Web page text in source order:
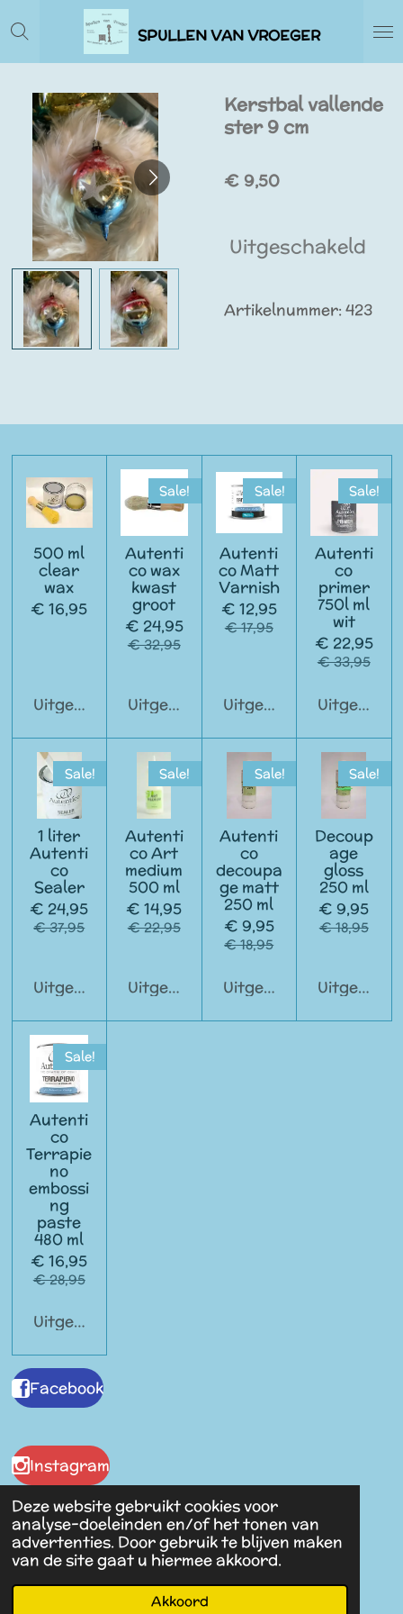
Deze website gebruikt cookies voor
analyse-doeleinden en/of het tonen van
advertenties. Door gebruik te blijven maken
van de site gaat u hiermee akkoord.
Akkoord
Ga
direct
naar
hoofdinhoud
SPULLEN VAN VROEGER
Kerstbal vallende
ster 9 cm
€ 9,50
Uitgeschakeld
Artikelnummer: 423
500 ml
clear
wax
€ 16,95
Uitgeschakeld
Sale!
Autenti
co wax
kwast
groot
€ 24,95
€ 32,95
Uitgeschakeld
Sale!
Autenti
co Matt
Varnish
€ 12,95
€ 17,95
Uitgeschakeld
Sale!
Autenti
co
primer
750l ml
wit
€ 22,95
€ 33,95
Sale!
1 liter
Autenti
co
Sealer
€ 24,95
€ 37,95
Uitgeschakeld
Sale!
Autenti
co Art
medium
500 ml
€ 14,95
€ 22,95
Uitgeschakeld
Sale!
Autenti
co
decoupa
ge matt
250 ml
€ 9,95
€ 18,95
Uitgeschakeld
Sale!
Decoup
age
gloss
250 ml
€ 9,95
€ 18,95
Sale!
Autenti
co
Terrapie
no
embossi
ng
paste
480 ml
€ 16,95
€ 28,95
Uitgeschakeld
Facebook
Instagram
Malaika Antiques
© 2023 - 2026 Spullen van Vroeger
Powered byJouwWeb